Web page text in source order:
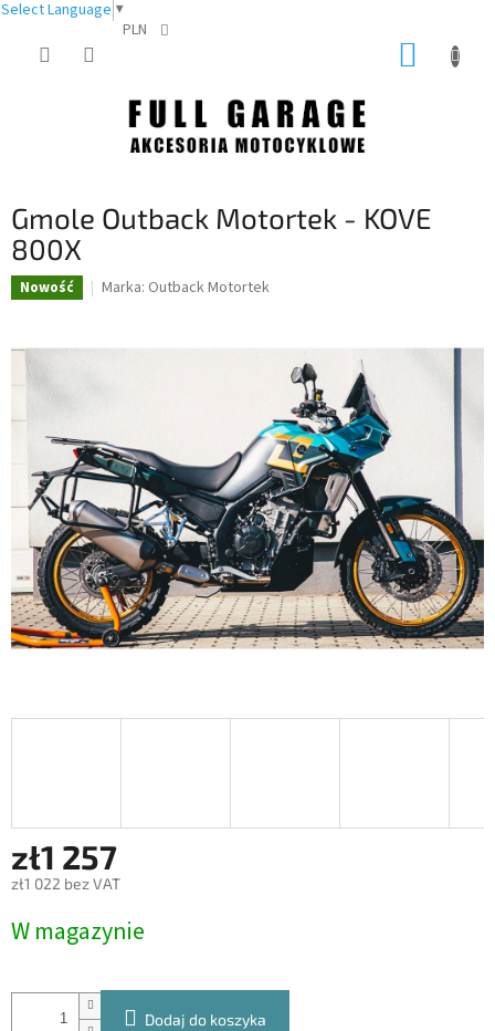
Select Language ▼
PLN
Gmole Outback Motortek - KOVE
800X
Nowość Marka: Outback Motortek
zł1 257
zł1 022 bez VAT
jednostkowa:
W magazynie
Dodaj do koszyka